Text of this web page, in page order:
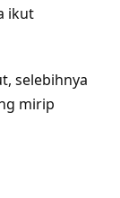
ikut
selebihnya
mirip